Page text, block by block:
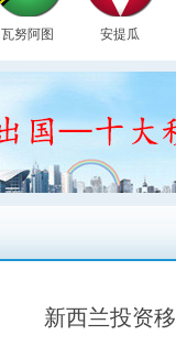
瓦努阿图 安提瓜
新西兰投资